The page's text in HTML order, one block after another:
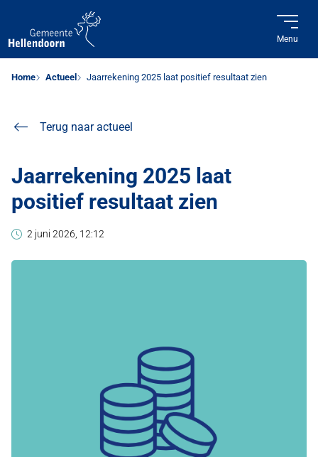
Menu
Home Actueel Jaarrekening 2025 laat positief resultaat zien
Terug naar actueel
Jaarrekening 2025 laat
positief resultaat zien
2 juni 2026, 12:12